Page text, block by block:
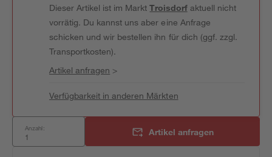
Dieser Artikel ist im MarktTroisdorfaktuell nicht
vorrätig. Du kannst uns aber eine Anfrage
schicken und wir bestellen ihn für dich (ggf. zzgl.
Transportkosten).
Artikel anfragen >
Verfügbarkeit in anderen Märkten
Anzahl: Artikel anfragen